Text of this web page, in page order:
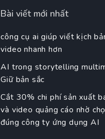
Bài viết mới nhất
công cụ ai giúp viết kịch
video nhanh hơn
AI trong storytelling
Giữ bản sắc
Cắt 30% chi phí sản xuất
và video quảng cáo nhờ
đúng công ty ứng dụng AI